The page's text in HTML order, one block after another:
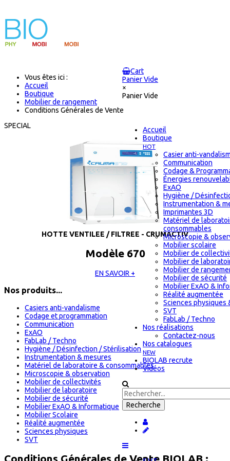
Cart
Panier Vide
×
Panier Vide
Accueil
Boutique
HOT
Casier anti-
Communication
Codage &
Énergies
ExAO
Hygiène /
Instrumentation &
Imprimantes 3D
Matériel de
consommables
Microscopie &
Mobilier scolaire
Mobilier de
Mobilier de
Mobilier de
Mobilier de sécurité
Mobilier ExAO &
Réalité augmentée
Sciences physiques
SVT
FabLab / Techno
Nos réalisations
Contactez-nous
Nos catalogues
NEW
BIOLAB recrute
Vidéos
Vous êtes ici :
Accueil
Boutique
Mobilier de rangement
Conditions Générales de Vente
SPECIAL
HOTTE VENTILEE / FILTREE - CRUMACTIV
Modèle 670
EN SAVOIR +
Nos produits...
Casiers anti-vandalisme
Codage et programmation
Communication
ExAO
FabLab / Techno
Hygiène / Désinfection / Stérilisation
Instrumentation & mesures
Matériel de laboratoire & consommables
Microscopie & observation
Mobilier de collectivités
Mobilier de laboratoire
Mobilier de sécurité
Mobilier ExAO & Informatique
Mobilier Scolaire
Réalité augmentée
Sciences physiques
SVT
Conditions Générales de Vente BIOLAB :